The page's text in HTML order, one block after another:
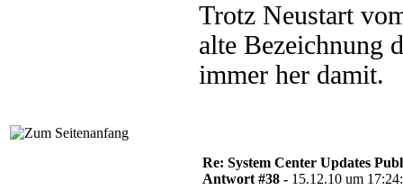
Trotz Neustart
alte Bezeichnung
immer her damit.
Re: System Center Updates
Antwort #38 - 15.12.10 um